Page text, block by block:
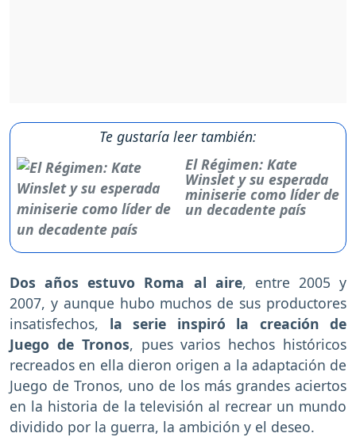
Te gustaría leer también:
El Régimen: Kate
Winslet y su esperada
miniserie como líder de
un decadente país
Dos años estuvo Roma al aire, entre 2005 y
2007, y aunque hubo muchos de sus productores
insatisfechos, la serie inspiró la creación de
Juego de Tronos, pues varios hechos históricos
recreados en ella dieron origen a la adaptación de
Juego de Tronos, uno de los más grandes aciertos
en la historia de la televisión al recrear un mundo
dividido por la guerra, la ambición y el deseo.